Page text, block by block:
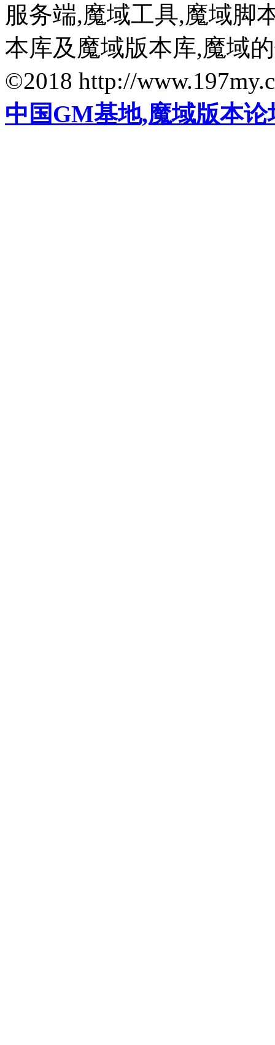
服务端,魔域工具,魔域脚
本库及魔域版本库,魔域
©2018 http://
中国GM基地,魔域版本